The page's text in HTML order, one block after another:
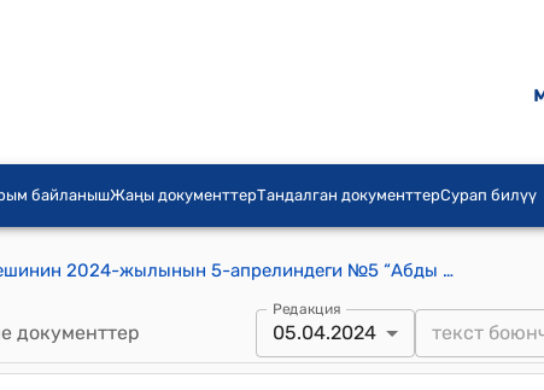
байланышЖаңы документтерТандалган документтерСурап билүү
Абды Суеркулов айылдык кеңешинин 2024-жылынын 5-апрелиндеги №5 “Абды Суеркулов айылдык аймагынын Көтөрмө жана Бел-Алды айылдарынын мамлекеттик фондунун жерлерин ижарага берүүдөгү ижара акыны бекитүү, ижарага берүү тартиби жөнүндө” токтому
документтер
Редакция
05.04.2024